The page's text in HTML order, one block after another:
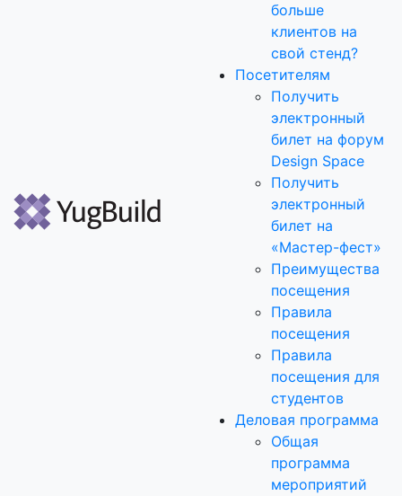
больше
клиентов на
свой стенд?
Посетителям
Получить
электронный
билет на форум
Design Space
Получить
электронный
билет на
«Мастер-фест»
Преимущества
посещения
Правила
посещения
Правила
посещения для
студентов
Деловая программа
Общая
программа
мероприятий